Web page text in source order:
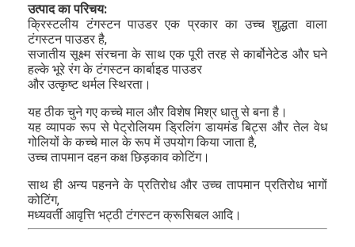
उत्पाद का परिचय:
क्रिस्टलीय टंगस्टन पाउडर एक प्रकार का उच्च शुद्धता वाला
टंगस्टन पाउडर है,
सजातीय सूक्ष्म संरचना के साथ एक पूरी तरह से कार्बोनेटेड और घने
हल्के भूरे रंग के टंगस्टन कार्बाइड पाउडर
और उत्कृष्ट थर्मल स्थिरता।
यह ठीक चुने गए कच्चे माल और विशेष मिश्र धातु से बना है।
यह व्यापक रूप से पेट्रोलियम ड्रिलिंग डायमंड बिट्स और तेल वेध
गोलियों के कच्चे माल के रूप में उपयोग किया जाता है,
उच्च तापमान दहन कक्ष छिड़काव कोटिंग।
साथ ही अन्य पहनने के प्रतिरोध और उच्च तापमान प्रतिरोध भागों
कोटिंग,
मध्यवर्ती आवृत्ति भट्ठी टंगस्टन क्रूसिबल आदि।